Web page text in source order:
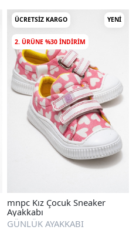
ÜCRETSIZ KARGO YENI
2. ÜRÜNE %30 INDIRIM
mnpc Kız Çocuk Sneaker
Ayakkabı
GÜNLÜK AYAKKABI